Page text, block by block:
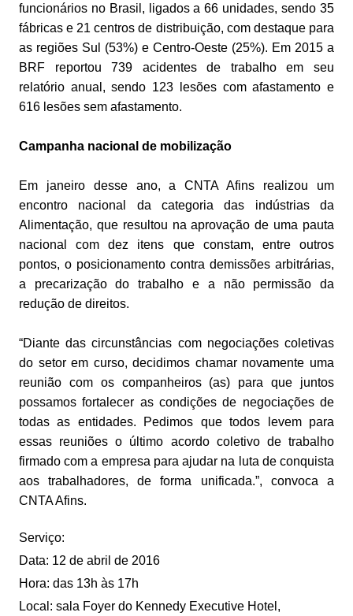
funcionários no Brasil, ligados a 66 unidades, sendo 35
fábricas e 21 centros de distribuição, com destaque para
as regiões Sul (53%) e Centro-Oeste (25%). Em 2015 a
BRF reportou 739 acidentes de trabalho em seu
relatório anual, sendo 123 lesões com afastamento e
616 lesões sem afastamento.
Campanha nacional de mobilização
Em janeiro desse ano, a CNTA Afins realizou um
encontro nacional da categoria das indústrias da
Alimentação, que resultou na aprovação de uma pauta
nacional com dez itens que constam, entre outros
pontos, o posicionamento contra demissões arbitrárias,
a precarização do trabalho e a não permissão da
redução de direitos.
“Diante das circunstâncias com negociações coletivas
do setor em curso, decidimos chamar novamente uma
reunião com os companheiros (as) para que juntos
possamos fortalecer as condições de negociações de
todas as entidades. Pedimos que todos levem para
essas reuniões o último acordo coletivo de trabalho
firmado com a empresa para ajudar na luta de conquista
aos trabalhadores, de forma unificada.”, convoca a
CNTA Afins.
Serviço:
Data: 12 de abril de 2016
Hora: das 13h às 17h
Local: sala Foyer do Kennedy Executive Hotel,